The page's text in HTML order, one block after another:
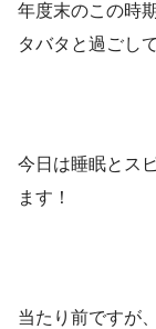
年度末のこの時
タバタと過ごし
今日は睡眠とス
ます！
当たり前ですが